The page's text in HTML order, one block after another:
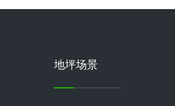
地坪场景